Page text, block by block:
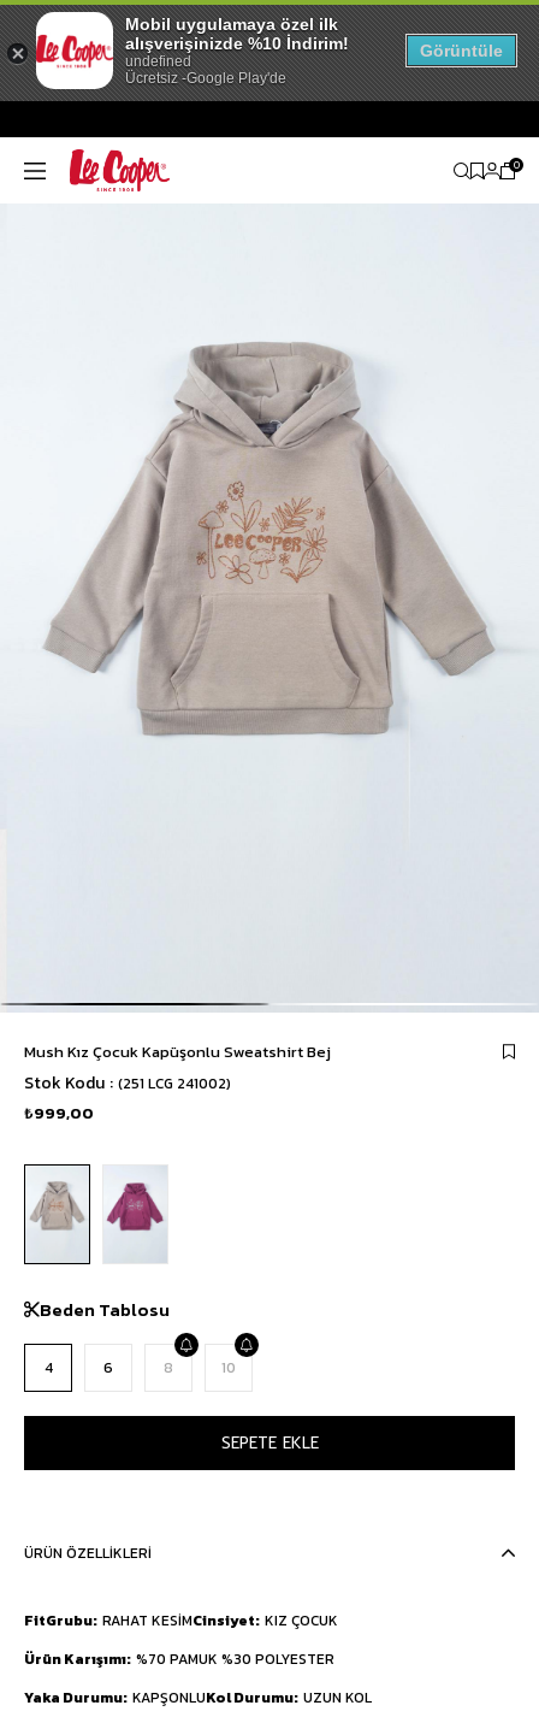
0
Mush Kız Çocuk Kapüşonlu Sweatshirt Bej
Stok Kodu (251 LCG 241002)
₺999,00
Beden Tablosu
4 6 8 10
ÜRÜN ÖZELLIKLERI
FitGrubu RAHAT KESİMCinsiyet KIZ ÇOCUK
Ürün Karışımı %70 PAMUK %30 POLYESTER
Yaka Durumu KAPŞONLUKol Durumu UZUN KOL
Mobil uygulamaya özel ilk
alışverişinizde %10 İndirim!
undefined
Ücretsiz -Google Play'de
Görüntüle